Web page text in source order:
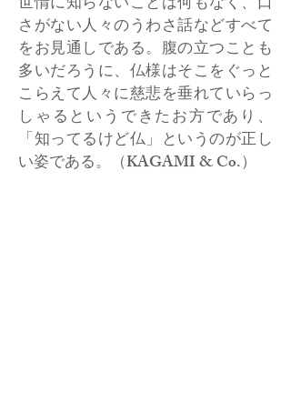
さがない人々のうわさ話などすべて
をお見通しである。腹の立つことも
多いだろうに、仏様はそこをぐっと
こらえて人々に慈悲を垂れていらっ
しゃるというできたお方であり、
「知ってるけど仏」というのが正し
い姿である。（KAGAMI & Co.）